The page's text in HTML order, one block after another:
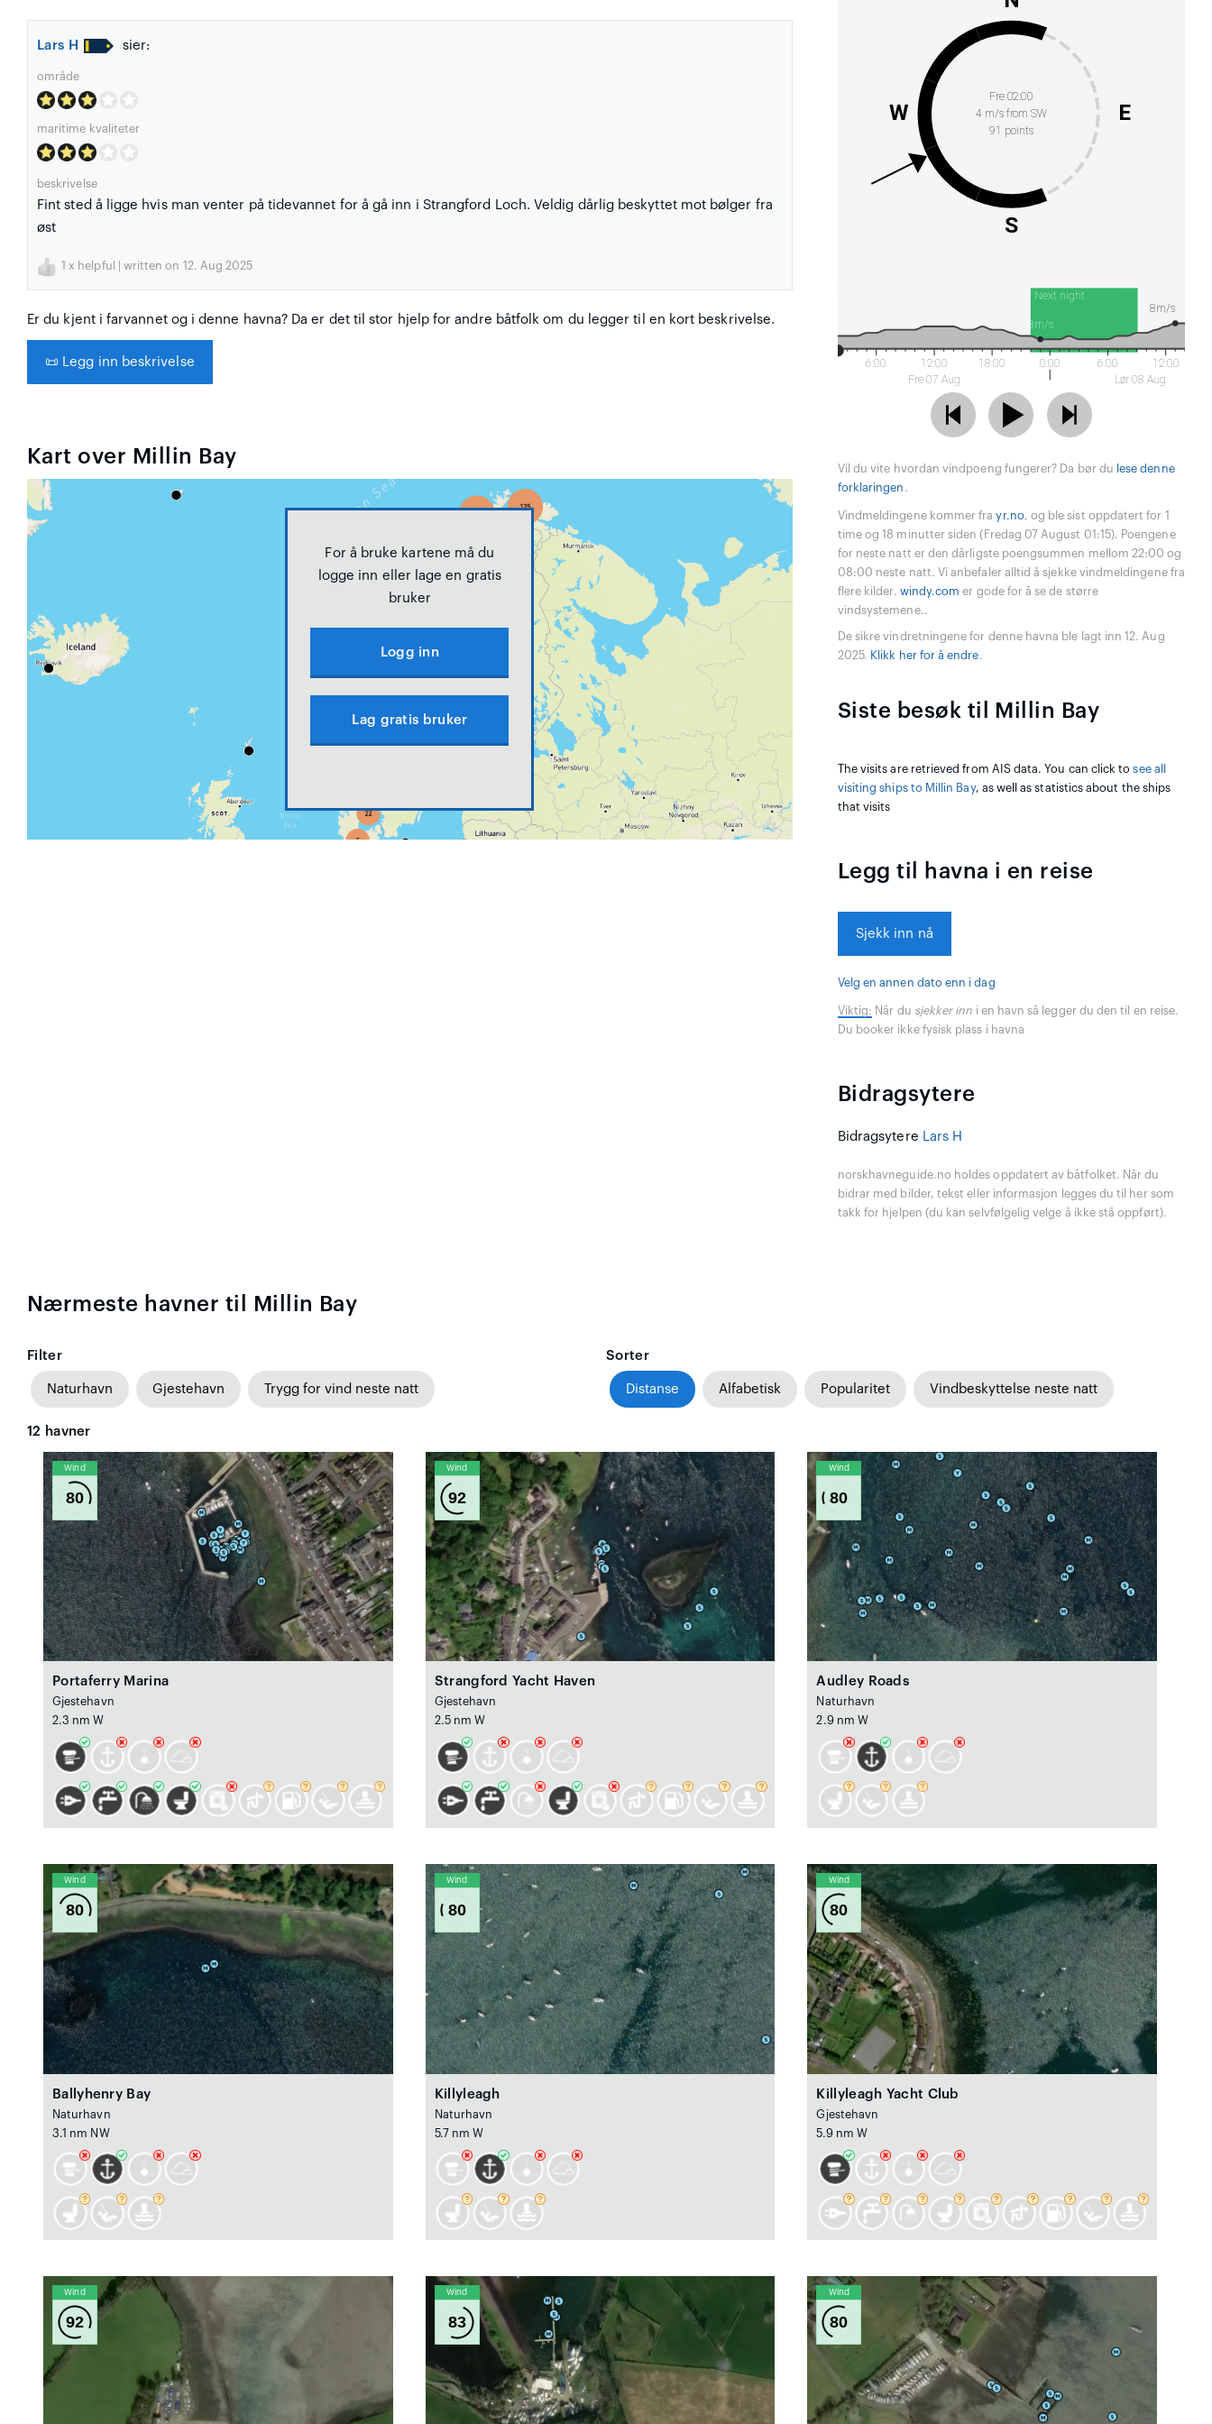
Lars H sier:
område
maritime kvaliteter
beskrivelse
Fint sted å ligge hvis man venter på tidevannet for å gå inn i Strangford Loch. Veldig dårlig beskyttet mot bølger fra
øst
1 x helpful | written on 12. Aug 2025
Er du kjent i farvannet og i denne havna? Da er det til stor hjelp for andre båtfolk om du legger til en kort beskrivelse.
📜 Legg inn beskrivelse
Kart over Millin Bay
For å bruke kartene må du
logge inn eller lage en gratis
bruker
Logg inn
Lag gratis bruker
Fre 02:00
4 m/s from SW
91 points
E
S
W
Next night
6:00
12:00
Fre 07 Aug
18:00 0:00 6:00
12:00
Lør 08 Aug
8m/s
3m/s
Vil du vite hvordan vindpoeng fungerer? Da bør du lese denne
forklaringen .
Vindmeldingene kommer frayr.no, og ble sist oppdatert for 1
time og 18 minutter siden (Fredag 07 August 01:15). Poengene
for neste natt er den dårligste poengsummen mellom 22:00 og
08:00 neste natt. Vi anbefaler alltid å sjekke vindmeldingene fra
flere kilder. windy.com er gode for å se de større
vindsystemene..
De sikre vindretningene for denne havna ble lagt inn 12. Aug
2025. Klikk her for å endre.
Siste besøk til Millin Bay
The visits are retrieved from AIS data. You can click tosee all
visiting ships to Millin Bay, as well as statistics about the ships
that visits
Legg til havna i en reise
Sjekk inn nå
Velg en annen dato enn i dag
Viktig: Når du sjekker inn i en havn så legger du den til en reise.
Du booker ikke fysisk plass i havna
Bidragsytere
Bidragsytere Lars H
norskhavneguide.no holdes oppdatert av båtfolket. Når du
bidrar med bilder, tekst eller informasjon legges du til her som
takk for hjelpen (du kan selvfølgelig velge å ikke stå oppført).
Nærmeste havner til Millin Bay
Filter
Naturhavn Gjestehavn Trygg for vind neste natt
Sorter
Distanse Alfabetisk Popularitet Vindbeskyttelse neste natt
12 havner
Wind
80
Portaferry Marina
Gjestehavn
2.3 nm W
Wind
92
Strangford Yacht Haven
Gjestehavn
2.5 nm W
Wind
80
Audley Roads
Naturhavn
2.9 nm W
Wind
80
Ballyhenry Bay
Naturhavn
3.1 nm NW
Wind
80
Killyleagh
Naturhavn
5.7 nm W
Wind
80
Killyleagh Yacht Club
Gjestehavn
5.9 nm W
Wind
92
Wind
83
Wind
80